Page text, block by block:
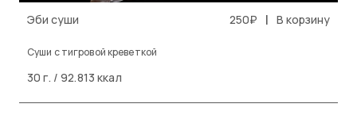
Эби суши 250₽ | В корзину
Cуши с тигровой креветкой
30 г. / 92.813 ккал